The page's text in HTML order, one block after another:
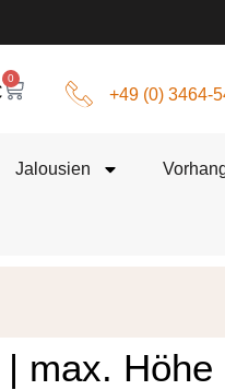
0
+49 (0) 3464-
Jalousien
max. Höhe